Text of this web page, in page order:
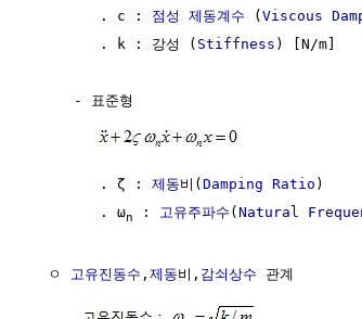
        . c :
점성 제동계수 ( Viscous
        . k : 강성 (
Stiffness ) [N/m]
     - 표준형
        . ζ :
제동비( Damping Ratio )
        . ω
n : 고유주파수 ( Natural
  ㅇ
고유진동수 , 제동비, 감쇠상수 관계